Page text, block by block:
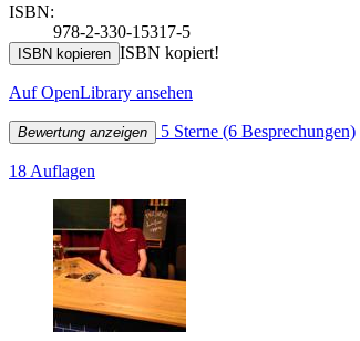
ISBN:
978-2-330-15317-5
ISBN kopieren ISBN kopiert!
Auf OpenLibrary ansehen
Bewertung anzeigen 5 Sterne (6 Besprechungen)
18 Auflagen